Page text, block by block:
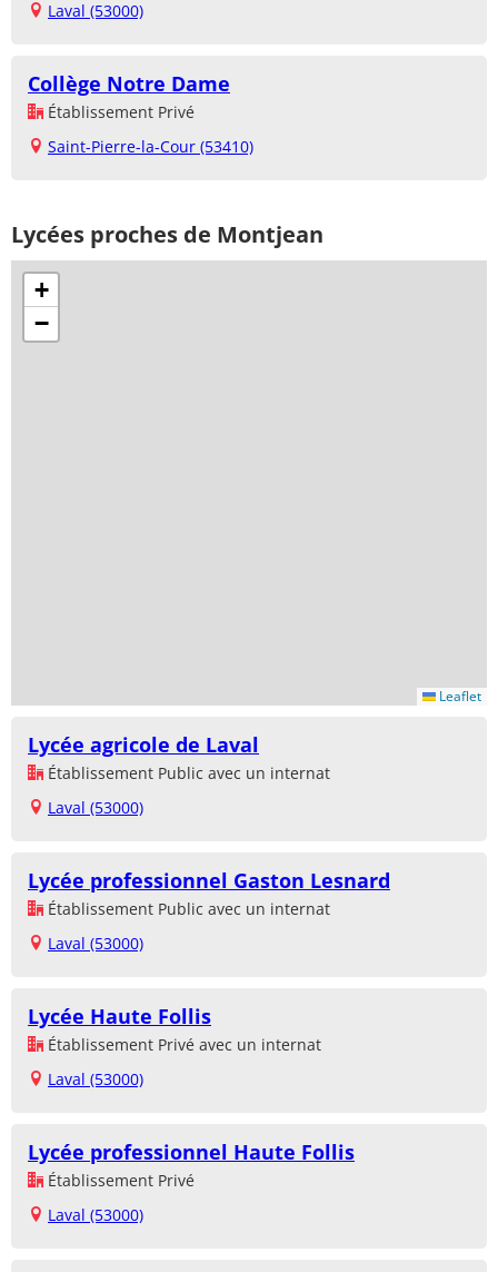
Laval (53000)
Collège Notre Dame
Établissement Privé
Saint-Pierre-la-Cour (53410)
Lycées proches de Montjean
+
−
Leaflet
Lycée agricole de Laval
Établissement Public avec un internat
Laval (53000)
Lycée professionnel Gaston Lesnard
Établissement Public avec un internat
Laval (53000)
Lycée Haute Follis
Établissement Privé avec un internat
Laval (53000)
Lycée professionnel Haute Follis
Établissement Privé
Laval (53000)